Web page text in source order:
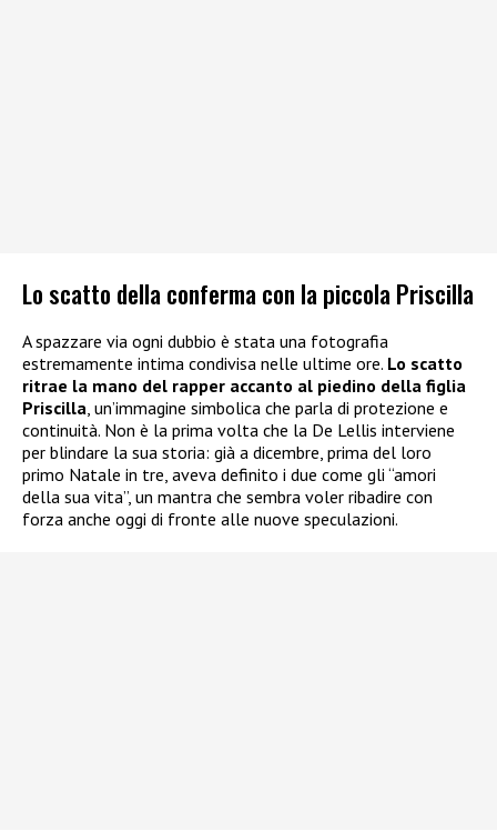
Lo scatto della conferma con la piccola Priscilla
A spazzare via ogni dubbio è stata una fotografia
estremamente intima condivisa nelle ultime ore. Lo scatto
ritrae la mano del rapper accanto al piedino della figlia
Priscilla , un’immagine simbolica che parla di protezione e
continuità. Non è la prima volta che la De Lellis interviene
per blindare la sua storia: già a dicembre, prima del loro
primo Natale in tre, aveva definito i due come gli “amori
della sua vita”, un mantra che sembra voler ribadire con
forza anche oggi di fronte alle nuove speculazioni.